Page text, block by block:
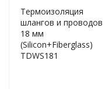
Термоизоляция
шлангов и проводов
18 мм
(Silicon+Fiberglass)
TDWS181